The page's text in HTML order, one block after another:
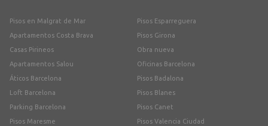
Pisos en Malgrat de Mar
Apartamentos Costa Brava
Casas Pirineos
Apartamentos Salou
Áticos Barcelona
Loft Barcelona
Parking Barcelona
Pisos Maresme
Pisos Esparreguera
Pisos Girona
Obra nueva
Oficinas Barcelona
Pisos Badalona
Pisos Blanes
Pisos Canet
Pisos Valencia Ciudad